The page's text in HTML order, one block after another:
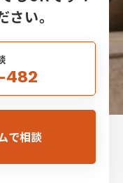
い。
482
で相談